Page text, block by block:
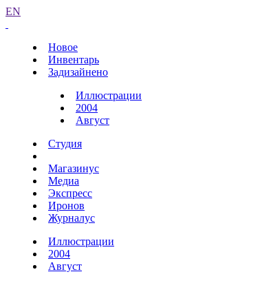
EN
Новое
Инвентарь
Задизайнено
Иллюстрации
2004
Август
Студия
Магазинус
Медиа
Экспресс
Иронов
Журналус
Иллюстрации
2004
Август